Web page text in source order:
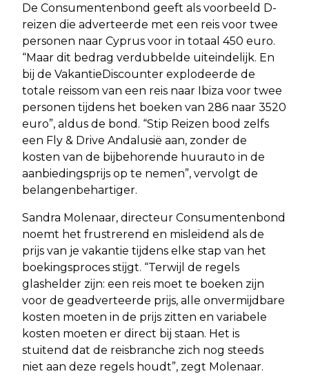
De Consumentenbond geeft als voorbeeld D-
reizen die adverteerde met een reis voor twee
personen naar Cyprus voor in totaal 450 euro.
“Maar dit bedrag verdubbelde uiteindelijk. En
bij de VakantieDiscounter explodeerde de
totale reissom van een reis naar Ibiza voor twee
personen tijdens het boeken van 286 naar 3520
euro”, aldus de bond. “Stip Reizen bood zelfs
een Fly & Drive Andalusië aan, zonder de
kosten van de bijbehorende huurauto in de
aanbiedingsprijs op te nemen”, vervolgt de
belangenbehartiger.
Sandra Molenaar, directeur Consumentenbond
noemt het frustrerend en misleidend als de
prijs van je vakantie tijdens elke stap van het
boekingsproces stijgt. “Terwijl de regels
glashelder zijn: een reis moet te boeken zijn
voor de geadverteerde prijs, alle onvermijdbare
kosten moeten in de prijs zitten en variabele
kosten moeten er direct bij staan. Het is
stuitend dat de reisbranche zich nog steeds
niet aan deze regels houdt”, zegt Molenaar.